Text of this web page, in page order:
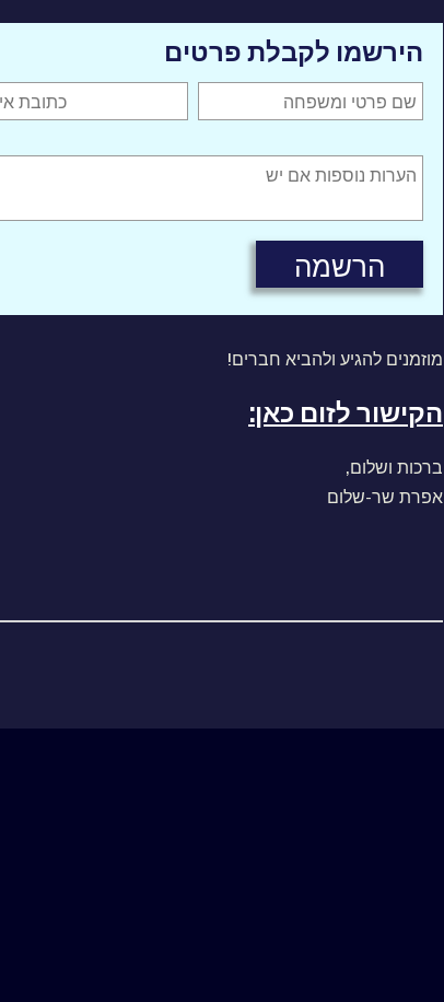
הירשמו לקבלת פרטים
מוזמנים להגיע ולהביא חברים!
הקישור לזום כאן:
ברכות ושלום,
אפרת שר-שלום